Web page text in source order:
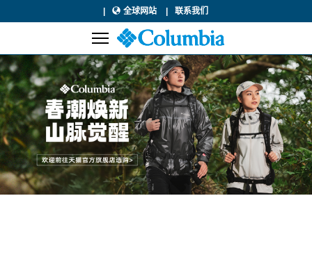
全球网站 联系我们